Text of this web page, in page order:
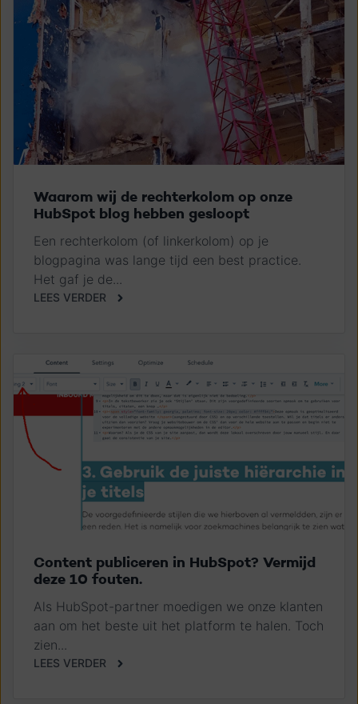
Waarom wij de rechterkolom op onze
HubSpot blog hebben gesloopt
Een rechterkolom (of linkerkolom) op je
blogpagina was lange tijd een best practice.
Het gaf je de...
LEES VERDER
Content publiceren in HubSpot? Vermijd
deze 10 fouten.
Als HubSpot-partner moedigen we onze klanten
aan om het beste uit het platform te halen. Toch
zien...
LEES VERDER